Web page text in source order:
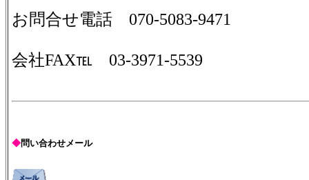
お問合せ電話 070-5083-9471
会社FAX℡ 03-3971-5539
◆問い合わせメール